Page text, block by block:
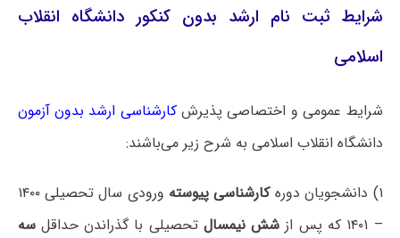
شرایط ثبت نام ارشد بدون کنکور دانشگاه انقلاب
اسلامی
شرایط عمومی و اختصاصی پذیرشکارشناسی ارشد بدون آزمون
دانشگاه ‌انقلاب اسلامی به شرح زیر می‌باشند:
۱) دانشجویان دوره کارشناسی پیوسته
ورودی سال تحصیلی ۱۴۰۰
– ۱۴۰۱ که پس از
شش نیمسال تحصیلی با گذراندن حداقلسه